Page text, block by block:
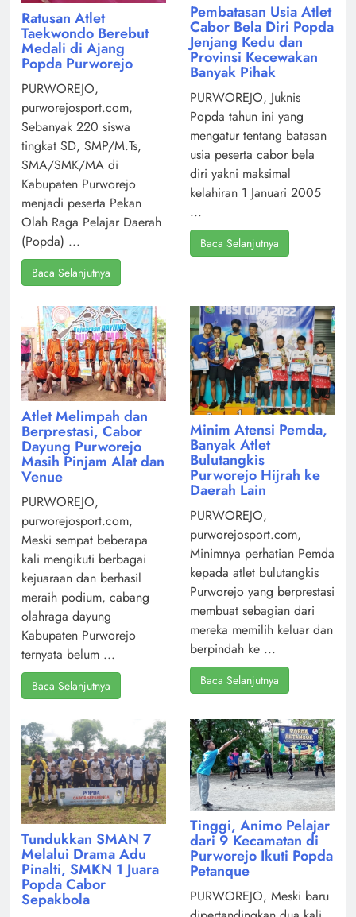
Ratusan Atlet
Taekwondo Berebut
Medali di Ajang
Popda Purworejo
PURWOREJO,
purworejosport.com,
Sebanyak 220 siswa
tingkat SD, SMP/M.Ts,
SMA/SMK/MA di
Kabupaten Purworejo
menjadi peserta Pekan
Olah Raga Pelajar Daerah
(Popda) ...
Baca Selanjutnya
Pembatasan Usia Atlet
Cabor Bela Diri Popda
Jenjang Kedu dan
Provinsi Kecewakan
Banyak Pihak
PURWOREJO, Juknis
Popda tahun ini yang
mengatur tentang batasan
usia peserta cabor bela
diri yakni maksimal
kelahiran 1 Januari 2005
...
Baca Selanjutnya
Atlet Melimpah dan
Berprestasi, Cabor
Dayung Purworejo
Masih Pinjam Alat dan
Venue
PURWOREJO,
purworejosport.com,
Meski sempat beberapa
kali mengikuti berbagai
kejuaraan dan berhasil
meraih podium, cabang
olahraga dayung
Kabupaten Purworejo
ternyata belum ...
Baca Selanjutnya
Minim Atensi Pemda,
Banyak Atlet
Bulutangkis
Purworejo Hijrah ke
Daerah Lain
PURWOREJO,
purworejosport.com,
Minimnya perhatian Pemda
kepada atlet bulutangkis
Purworejo yang berprestasi
membuat sebagian dari
mereka memilih keluar dan
berpindah ke ...
Baca Selanjutnya
Tundukkan SMAN 7
Melalui Drama Adu
Pinalti, SMKN 1 Juara
Popda Cabor
Sepakbola
Tinggi, Animo Pelajar
dari 9 Kecamatan di
Purworejo Ikuti Popda
Petanque
PURWOREJO, Meski baru